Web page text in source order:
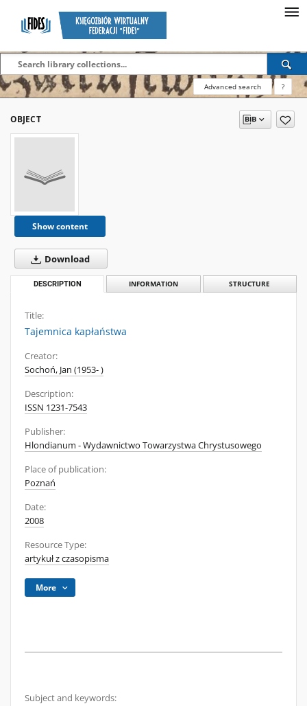
Advanced search ?
OBJECT
Show content
Download
DESCRIPTION INFORMATION STRUCTURE
Title:
Tajemnica kapłaństwa
Creator:
Sochoń, Jan (1953- )
Description:
ISSN 1231-7543
Publisher:
Hlondianum - Wydawnictwo Towarzystwa Chrystusowego
Place of publication:
Poznań
Date:
2008
Resource Type:
artykuł z czasopisma
More
Subject and keywords: